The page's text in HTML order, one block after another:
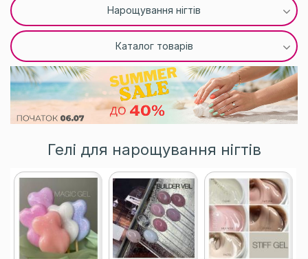
Нарощування нігтів
Каталог товарів
Гелі для нарощування нігтів